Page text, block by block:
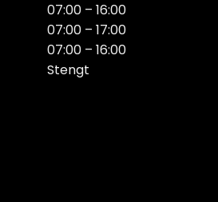
07:00 – 16:00
07:00 – 17:00
07:00 – 16:00
Stengt